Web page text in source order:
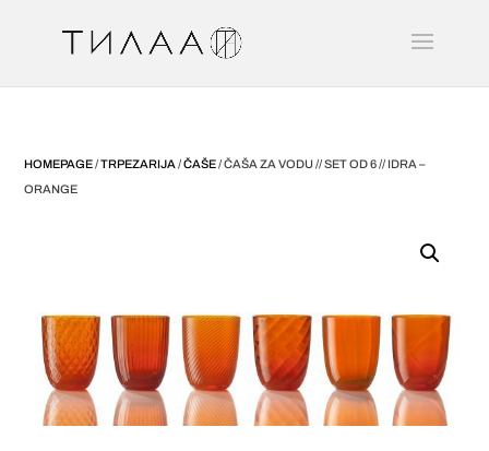
HOMEPAGE/TRPEZARIJA /ČAŠE/ ČAŠA ZA VODU // SET OD 6 // IDRA –
ORANGE